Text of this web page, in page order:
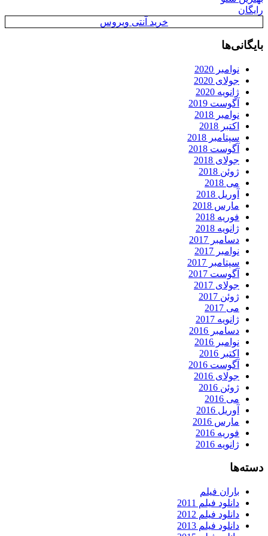
رایگان
خرید آنتی ویروس
بایگانی‌ها
نوامبر 2020
جولای 2020
ژانویه 2020
آگوست 2019
نوامبر 2018
اکتبر 2018
سپتامبر 2018
آگوست 2018
جولای 2018
ژوئن 2018
می 2018
آوریل 2018
مارس 2018
فوریه 2018
ژانویه 2018
دسامبر 2017
نوامبر 2017
سپتامبر 2017
آگوست 2017
جولای 2017
ژوئن 2017
می 2017
ژانویه 2017
دسامبر 2016
نوامبر 2016
اکتبر 2016
آگوست 2016
جولای 2016
ژوئن 2016
می 2016
آوریل 2016
مارس 2016
فوریه 2016
ژانویه 2016
دسته‌ها
باران فیلم
دانلود فیلم 2011
دانلود فیلم 2012
دانلود فیلم 2013